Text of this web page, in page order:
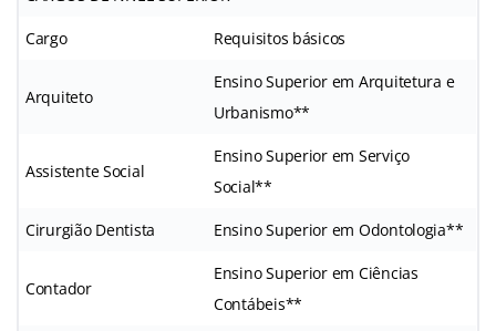
Cargo Requisitos básicos
Arquiteto
Ensino Superior em Arquitetura e
Urbanismo**
Assistente Social
Ensino Superior em Serviço
Social**
Cirurgião Dentista Ensino Superior em Odontologia**
Contador
Ensino Superior em Ciências
Contábeis**